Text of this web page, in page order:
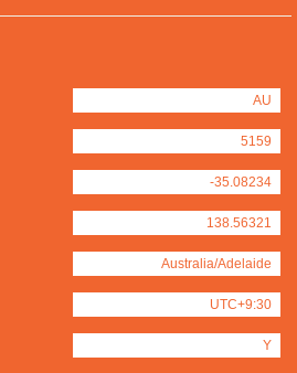
AU
5159
-35.08234
138.56321
Australia/Adelaide
UTC+9:30
Y